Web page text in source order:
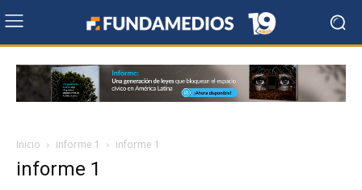
Inicio informe 1 informe 1
informe 1